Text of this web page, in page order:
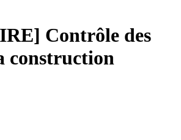
Contrôle des
construction